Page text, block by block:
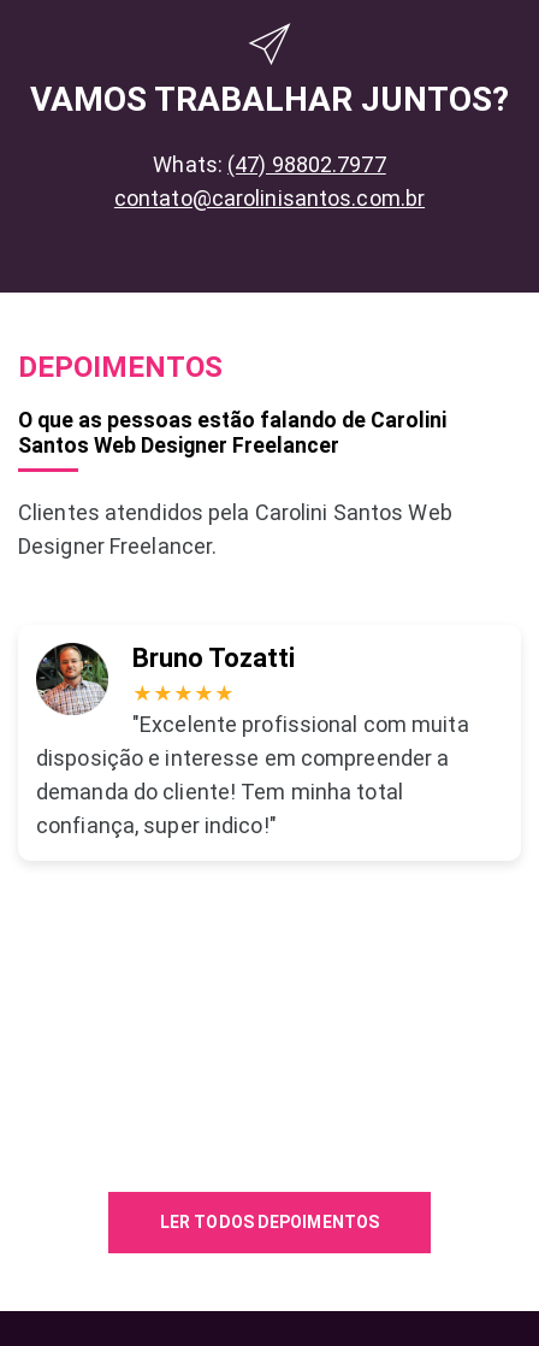
VAMOS TRABALHAR JUNTOS?
Whats: (47) 98802.7977
contato@carolinisantos.com.br
DEPOIMENTOS
O que as pessoas estão falando de Carolini
Santos Web Designer Freelancer
Clientes atendidos pela Carolini Santos Web
Designer Freelancer.
Bruno Tozatti
★★★★★
"Excelente profissional com muita
disposição e interesse em compreender a
demanda do cliente! Tem minha total
confiança, super indico!"
LER TODOS DEPOIMENTOS